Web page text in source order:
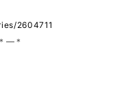
2604711
—＊